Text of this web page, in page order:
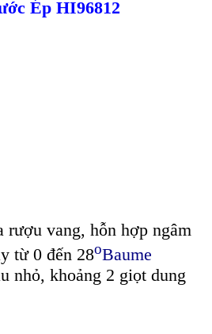
Ép HI96812
rượu vang, hỗn hợp ngâm
từ 0 đến 28oBaume
nhỏ, khoảng 2 giọt dung